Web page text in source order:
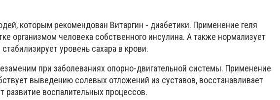
которым рекомендован Витаргин - диабетики. Применение геля
организмом человека собственного инсулина. А также нормализует
уровень сахара в крови.
при заболеваниях опорно-двигательной системы. Применение
выведению солевых отложений из суставов, восстанавливает
развитие воспалительных процессов.